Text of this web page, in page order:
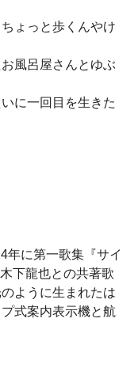
ょっと歩くんやけ
風呂屋さんとゆぶ
に一回目を生きた
年に第一歌集『サイ
下龍也との共著歌
ように生まれたは
式案内表示機と航